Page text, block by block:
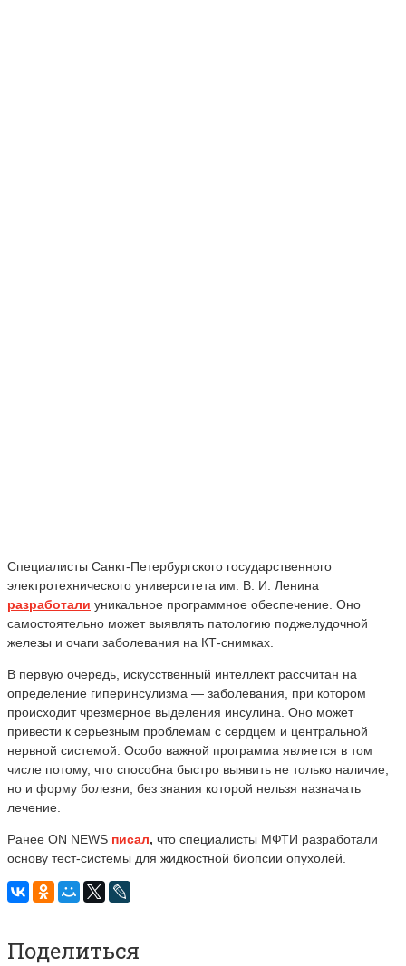
Специалисты Санкт-Петербургского государственного
электротехнического университета им. В. И. Ленина
разработали уникальное программное обеспечение. Оно
самостоятельно может выявлять патологию поджелудочной
железы и очаги заболевания на КТ-снимках.
В первую очередь, искусственный интеллект рассчитан на
определение гиперинсулизма — заболевания, при котором
происходит чрезмерное выделения инсулина. Оно может
привести к серьезным проблемам с сердцем и центральной
нервной системой. Особо важной программа является в том
числе потому, что способна быстро выявить не только наличие,
но и форму болезни, без знания которой нельзя назначать
лечение.
Ранее ON NEWS писал, что специалисты МФТИ разработали
основу тест-системы для жидкостной биопсии опухолей.
Поделиться